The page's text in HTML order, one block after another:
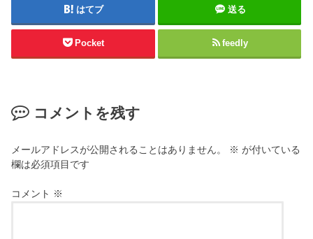
はてブ 送る
Pocket feedly
コメントを残す
メールアドレスが公開されることはありません。 ※ が付いている
欄は必須項目です
コメント ※